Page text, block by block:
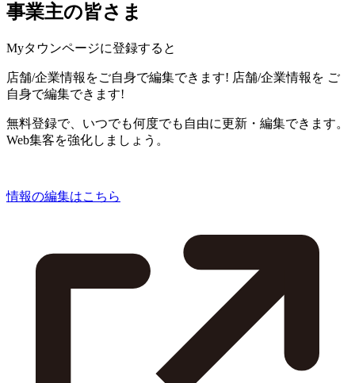
事業主の皆さま
Myタウンページに登録すると
店舗/企業情報をご自身で編集できます! 店舗/企業情報を ご
自身で編集できます!
無料登録で、いつでも何度でも自由に更新・編集できます。
Web集客を強化しましょう。
情報の編集はこちら